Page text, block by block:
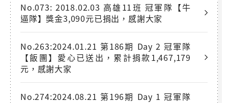
No.073: 2018.02.03 高雄11班 冠軍隊【牛
逼隊】獎金3,090元已捐出，感謝大家
No.263:2024.01.21 第186期 Day 2 冠軍隊
【飯團】愛心已送出，累計捐款1,467,179
元，感謝大家
No.274:2024.08.21 第196期 Day 1 冠軍隊